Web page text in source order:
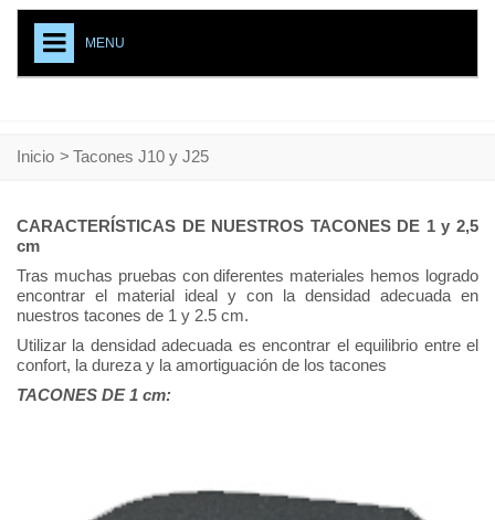
MENU
TESTIMONIAL
CREACIONES ESPECIALES
CARPY, PRODUCTO DE CALIDAD
EVENTOS
Inicio > Tacones J10 y J25
CARACTERÍSTICAS DE NUESTROS TACONES DE 1 y 2,5
cm
Tras muchas pruebas con diferentes materiales hemos logrado
encontrar el material ideal y con la densidad adecuada en
nuestros tacones de 1 y 2.5 cm.
Utilizar la densidad adecuada es encontrar el equilibrio entre el
confort, la dureza y la amortiguación de los tacones
TACONES DE 1 cm: